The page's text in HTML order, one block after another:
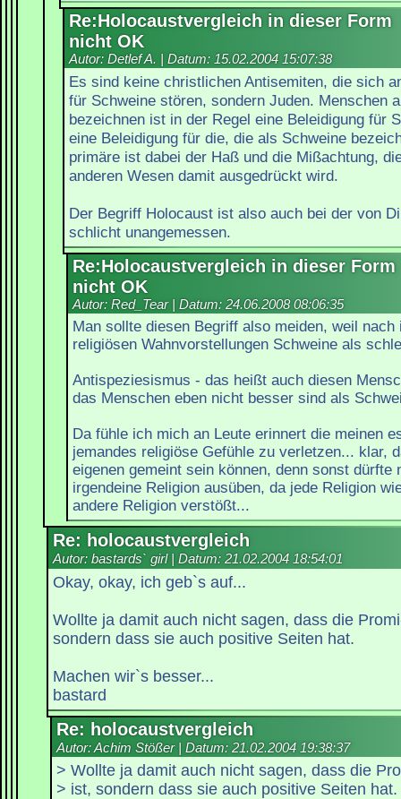
Re:Holocaustvergleich in dieser Form
nicht OK
Autor: Detlef A. | Datum: 15.02.2004 15:07:38
Es sind keine christlichen Antisemiten, die sich
für Schweine stören, sondern Juden. Menschen
bezeichnen ist in der Regel eine Beleidigung für
eine Beleidigung für die, die als Schweine
primäre ist dabei der Haß und die Mißachtung,
anderen Wesen damit ausgedrückt wird.
Der Begriff Holocaust ist also auch bei der von
schlicht unangemessen.
Re:Holocaustvergleich in dieser Form
nicht OK
Autor: Red_Tear | Datum: 24.06.2008 08:06:35
Man sollte diesen Begriff also meiden, weil nach
religiösen Wahnvorstellungen Schweine als
Antispeziesismus - das heißt auch diesen
das Menschen eben nicht besser sind als
Da fühle ich mich an Leute erinnert die meinen
jemandes religiöse Gefühle zu verletzen... klar,
eigenen gemeint sein können, denn sonst dürfte
irgendeine Religion ausüben, da jede Religion
andere Religion verstößt...
Re: holocaustvergleich
Autor: bastards` girl | Datum: 21.02.2004 18:54:01
Okay, okay, ich geb`s auf...
Wollte ja damit auch nicht sagen, dass die
sondern dass sie auch positive Seiten hat.
Machen wir`s besser...
bastard
Re: holocaustvergleich
Autor: Achim Stößer | Datum: 21.02.2004 19:38:37
> Wollte ja damit auch nicht sagen, dass die
> ist, sondern dass sie auch positive Seiten hat.